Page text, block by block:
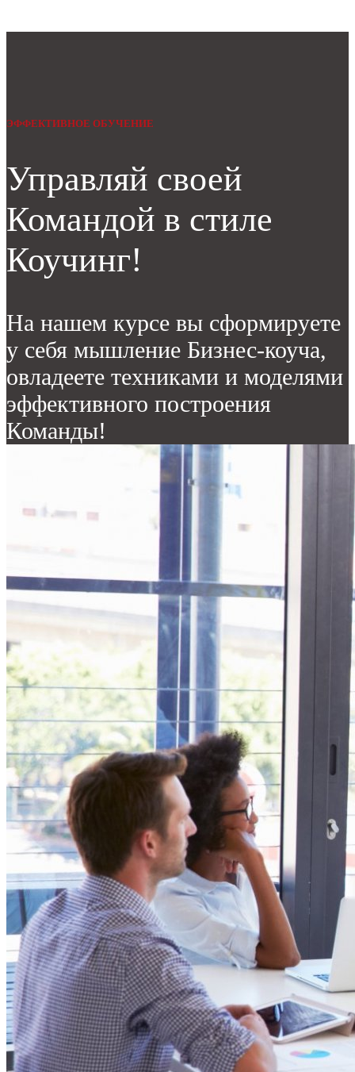
ЭФФЕКТИВНОЕ ОБУЧЕНИЕ
Управляй своей
Командой в стиле
Коучинг!
На нашем курсе вы сформируете
у себя мышление Бизнес-коуча,
овладеете техниками и моделями
эффективного построения
Команды!